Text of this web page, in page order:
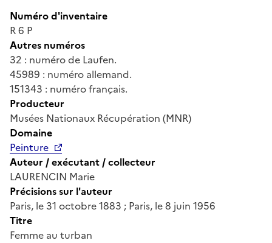
Numéro d'inventaire
R 6 P
Autres numéros
32 : numéro de Laufen.
45989 : numéro allemand.
151343 : numéro français.
Producteur
Musées Nationaux Récupération (MNR)
Domaine
Peinture
Auteur / exécutant / collecteur
LAURENCIN Marie
Précisions sur l'auteur
Paris, le 31 octobre 1883 ; Paris, le 8 juin 1956
Titre
Femme au turban